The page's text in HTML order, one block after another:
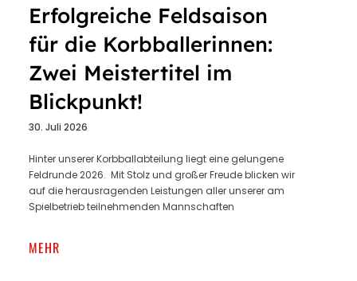
Erfolgreiche Feldsaison
für die Korbballerinnen:
Zwei Meistertitel im
Blickpunkt!
30. Juli 2026
Hinter unserer Korbballabteilung liegt eine gelungene
Feldrunde 2026. Mit Stolz und großer Freude blicken wir
auf die herausragenden Leistungen aller unserer am
Spielbetrieb teilnehmenden Mannschaften
MEHR